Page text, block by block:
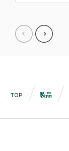
TOP 製品